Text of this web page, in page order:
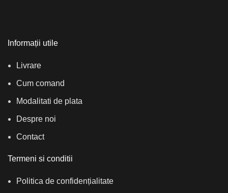
Informații utile
Livrare
Cum comand
Modalitati de plata
Despre noi
Contact
Termeni si conditii
Politica de confidențialitate